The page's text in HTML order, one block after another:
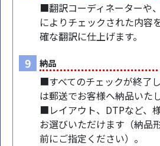
■翻訳コーディネーターや
によりチェックされた内容
確な翻訳に仕上げます。
9 納品
■すべてのチェックが終了
は郵送でお客様へ納品いたし
■レイアウト、DTPなど、
お選びいただけます（納品
前にご指定ください）。